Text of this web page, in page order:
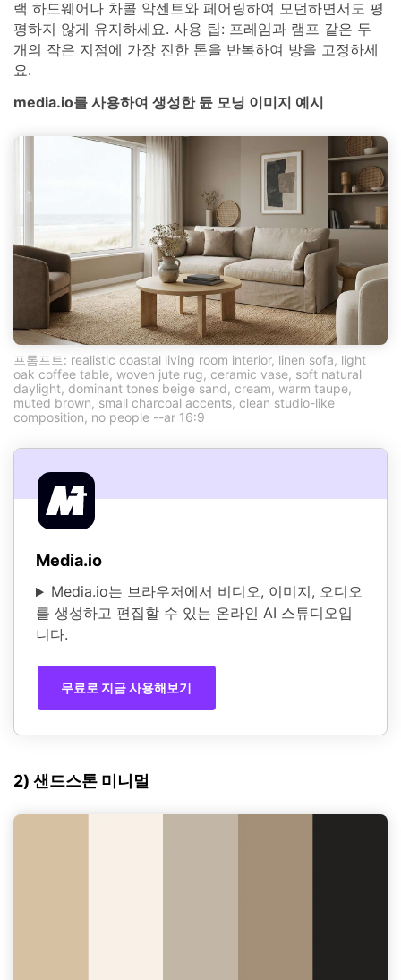
랙 하드웨어나 차콜 악센트와 페어링하여 모던하면서도 평
평하지 않게 유지하세요. 사용 팁: 프레임과 램프 같은 두
개의 작은 지점에 가장 진한 톤을 반복하여 방을 고정하세
요.
media.io를 사용하여 생성한 듄 모닝 이미지 예시
프롬프트: realistic coastal living room interior, linen sofa, light
oak coffee table, woven jute rug, ceramic vase, soft natural
daylight, dominant tones beige sand, cream, warm taupe,
muted brown, small charcoal accents, clean studio-like
composition, no people --ar 16:9
Media.io
Media.io는 브라우저에서 비디오, 이미지, 오디오
를 생성하고 편집할 수 있는 온라인 AI 스튜디오입
니다.
무료로 지금 사용해보기
2) 샌드스톤 미니멀